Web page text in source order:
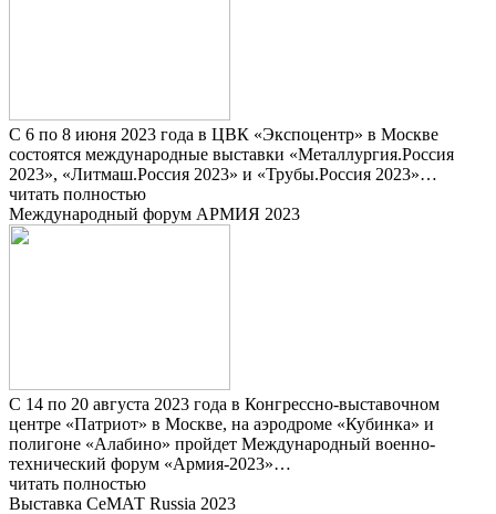
С 6 по 8 июня 2023 года в ЦВК «Экспоцентр» в Москве
состоятся международные выставки «Металлургия.Россия
2023», «Литмаш.Россия 2023» и «Трубы.Россия 2023»…
читать полностью
Международный форум АРМИЯ 2023
С 14 по 20 августа 2023 года в Конгрессно-выставочном
центре «Патриот» в Москве, на аэродроме «Кубинка» и
полигоне «Алабино» пройдет Международный военно-
технический форум «Армия-2023»…
читать полностью
Выставка СеМАТ Russia 2023